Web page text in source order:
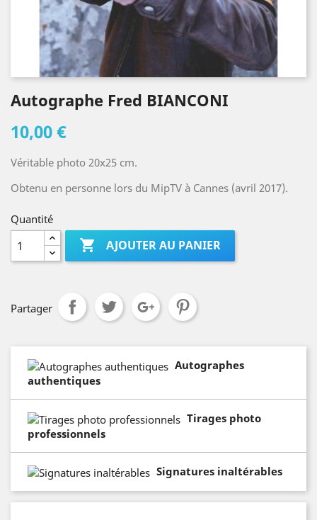
Autographe Fred BIANCONI
10,00 €
Véritable photo 20x25 cm.
Obtenu en personne lors du MipTV à Cannes (avril 2017).
Quantité
 AJOUTER AU PANIER
Partager
Autographes
authentiques
Tirages photo
professionnels
Signatures inaltérables